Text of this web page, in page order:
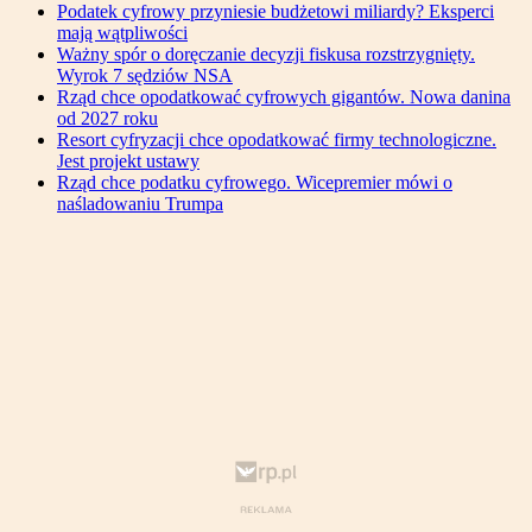
Podatek cyfrowy przyniesie budżetowi miliardy? Eksperci
mają wątpliwości
Ważny spór o doręczanie decyzji fiskusa rozstrzygnięty.
Wyrok 7 sędziów NSA
Rząd chce opodatkować cyfrowych gigantów. Nowa danina
od 2027 roku
Resort cyfryzacji chce opodatkować firmy technologiczne.
Jest projekt ustawy
Rząd chce podatku cyfrowego. Wicepremier mówi o
naśladowaniu Trumpa